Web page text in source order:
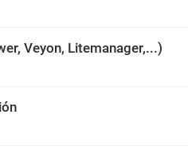
Veyon, Litemanager,...)